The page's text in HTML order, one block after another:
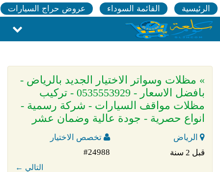
الرئيسية القائمة السوداء عروض حراج السيارات
» مظلات وسواتر الاختيار الجديد بالرياض -
بافضل الاسعار - 0535553929 - تركيب
مظلات مواقف السيارات - شركة رسمية -
انواع حصرية - جودة عالية وضمان عشر
الرياض
تخصص الاختيار
قبل 2 سنة
#24988
← التالي